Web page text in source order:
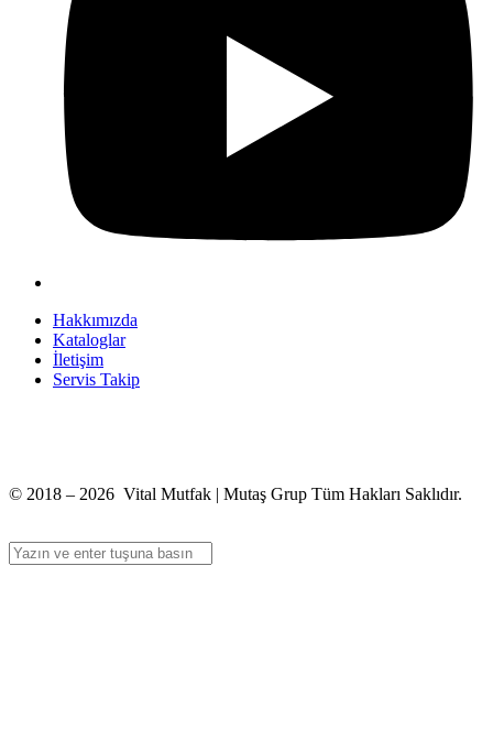
Hakkımızda
Kataloglar
İletişim
Servis Takip
© 2018 – 2026 Vital Mutfak | Mutaş Grup Tüm Hakları Saklıdır.